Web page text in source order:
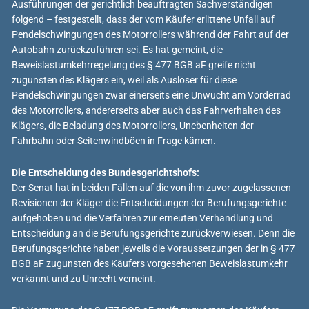
Ausführungen der gerichtlich beauftragten Sachverständigen
folgend – festgestellt, dass der vom Käufer erlittene Unfall auf
Pendelschwingungen des Motorrollers während der Fahrt auf der
Autobahn zurückzuführen sei. Es hat gemeint, die
Beweislastumkehrregelung des § 477 BGB aF greife nicht
zugunsten des Klägers ein, weil als Auslöser für diese
Pendelschwingungen zwar einerseits eine Unwucht am Vorderrad
des Motorrollers, andererseits aber auch das Fahrverhalten des
Klägers, die Beladung des Motorrollers, Unebenheiten der
Fahrbahn oder Seitenwindböen in Frage kämen.
Die Entscheidung des Bundesgerichtshofs:
Der Senat hat in beiden Fällen auf die von ihm zuvor zugelassenen
Revisionen der Kläger die Entscheidungen der Berufungsgerichte
aufgehoben und die Verfahren zur erneuten Verhandlung und
Entscheidung an die Berufungsgerichte zurückverwiesen. Denn die
Berufungsgerichte haben jeweils die Voraussetzungen der in § 477
BGB aF zugunsten des Käufers vorgesehenen Beweislastumkehr
verkannt und zu Unrecht verneint.